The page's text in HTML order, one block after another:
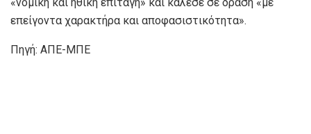
επείγοντα χαρακτήρα και αποφασιστικότητα».
Πηγή: ΑΠΕ-ΜΠΕ